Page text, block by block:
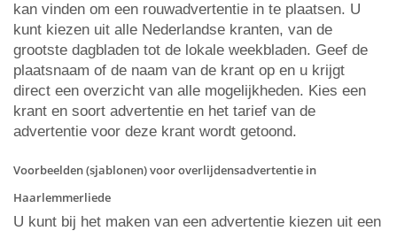
kan vinden om een rouwadvertentie in te plaatsen. U
kunt kiezen uit alle Nederlandse kranten, van de
grootste dagbladen tot de lokale weekbladen. Geef de
plaatsnaam of de naam van de krant op en u krijgt
direct een overzicht van alle mogelijkheden. Kies een
krant en soort advertentie en het tarief van de
advertentie voor deze krant wordt getoond.
Voorbeelden (sjablonen) voor overlijdensadvertentie in
Haarlemmerliede
U kunt bij het maken van een advertentie kiezen uit een